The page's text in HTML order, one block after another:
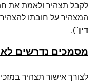
לקבל תצהיר ולאמת את
המצהיר על חובתו
דין").
מסמכים נדרשים
לצורך אישור תצהיר